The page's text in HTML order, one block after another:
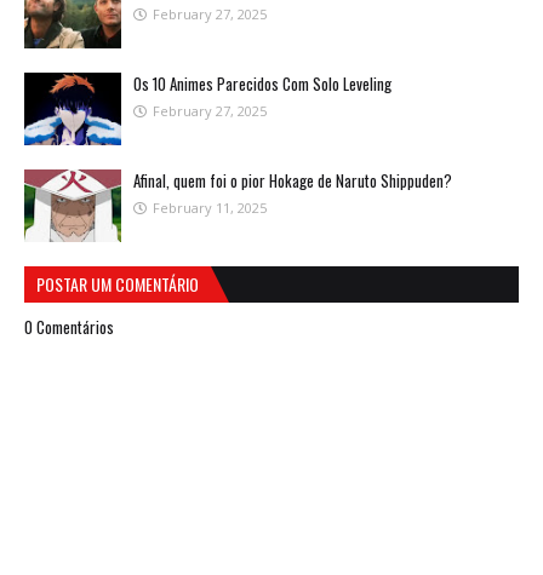
February 27, 2025
Os 10 Animes Parecidos Com Solo Leveling
February 27, 2025
Afinal, quem foi o pior Hokage de Naruto Shippuden?
February 11, 2025
POSTAR UM COMENTÁRIO
0 Comentários